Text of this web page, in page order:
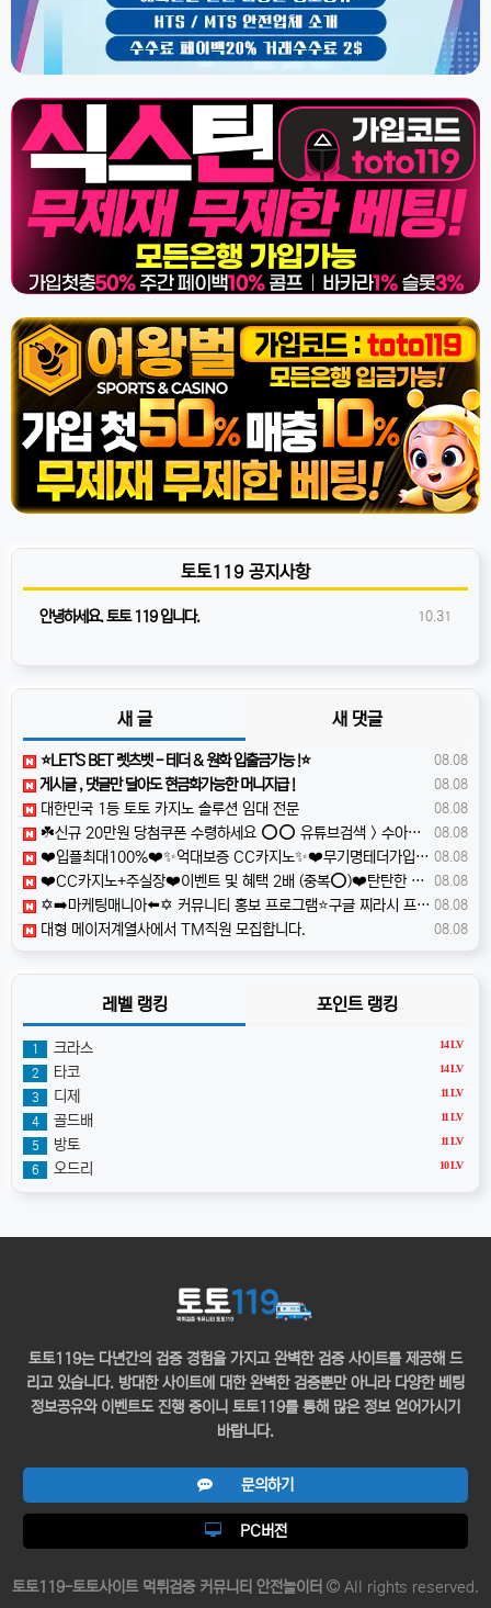
토토119 공지사항
10.31
안녕하세요. 토토 119 입니다.
새 글 새 댓글
08.08
⭐️LET'S BET 렛츠벳 - 테더 & 원화 입출금가능 !⭐️
08.08
️️게시글 , 댓글만 달아도 현금화가능한 머니지급 !
08.08
️대한민국️ 1등 토토 카지노 솔루션 임대 전문
08.08
☘️️신규 20만원 당첨쿠폰 수령하세요 ⭕️⭕️ 유튜브검색 > 수아영상방☘️
08.08
❤️️입플최대100%❤️✨억대보증 CC카지노✨❤️무기명테더가입O❤️블랙가입O❤️승인전화X❤️
08.08
❤️CC️카지노+주실장❤️이벤트 및 혜택 2배 (중복⭕️)❤️탄탄한 자본, 무사고 ✅빠른충환✅
08.08
✡️➡️마케팅매니아⬅️✡️ 커뮤니티 홍보 프로그램⭐️구글 찌라시 프로그램⭐️카톡 텔레 미니게임 오토픽⭐️마케팅프로그램✡️ osb7
08.08
️️대형 메이저계열사에서 TM직원 모집합니다.
레벨 랭킹 포인트 랭킹
14 LV
1 크라스
14 LV
2 타코
11 LV
3 디제
11 LV
4 골드배
11 LV
5 방토
10 LV
6 오드리
토토119는 다년간의 검증 경험을 가지고 완벽한 검증 사이트를 제공해 드
리고 있습니다. 방대한 사이트에 대한 완벽한 검증뿐만 아니라 다양한 베팅
정보공유와 이벤트도 진행 중이니 토토119를 통해 많은 정보 얻어가시기
바랍니다.
문의하기
PC버전
토토119-토토사이트 먹튀검증 커뮤니티 안전놀이터 All rights reserved.